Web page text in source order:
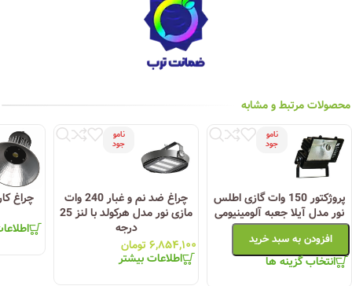
محصولات مرتبط و مشابه
نامو
جود
پروژکتور 150 وات گازی اطلس
نور مدل آیلا جعبه آلومینیومی
افزودن به سبد خرید
انتخاب گزینه ها
نامو
جود
چراغ ضد نم و غبار 240 وات
مازی نور مدل هرکولد با لنز 25
درجه
۶,۸۵۴,۱۰۰تومان
اطلاعات بیشتر